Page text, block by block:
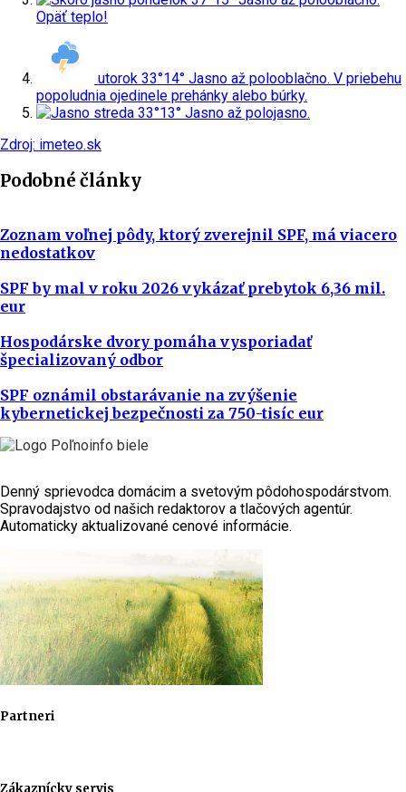
Opäť teplo!
utorok 33°14° Jasno až polooblačno. V priebehu
popoludnia ojedinele prehánky alebo búrky.
streda 33°13° Jasno až polojasno.
Zdroj: imeteo.sk
Podobné články
Zoznam voľnej pôdy, ktorý zverejnil SPF, má viacero
nedostatkov
SPF by mal v roku 2026 vykázať prebytok 6,36 mil.
eur
Hospodárske dvory pomáha vysporiadať
špecializovaný odbor
SPF oznámil obstarávanie na zvýšenie
kybernetickej bezpečnosti za 750-tisíc eur
Denný sprievodca domácim a svetovým pôdohospodárstvom.
Spravodajstvo od našich redaktorov a tlačových agentúr.
Automaticky aktualizované cenové informácie.
Partneri
Zákaznícky servis